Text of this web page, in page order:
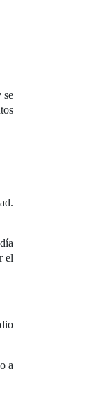
se
el
a